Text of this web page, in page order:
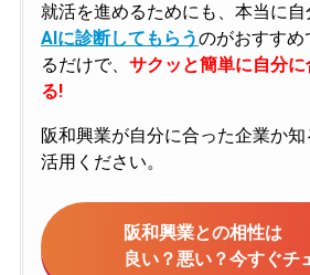
就活を進めるためにも、本当に
AIに診断してもらうのがおすすめ
るだけで、 サクッと簡単に自分
る!
阪和興業が自分に合った企業か
活用ください。
阪和興業との相性は
良い？悪い？今すぐチ